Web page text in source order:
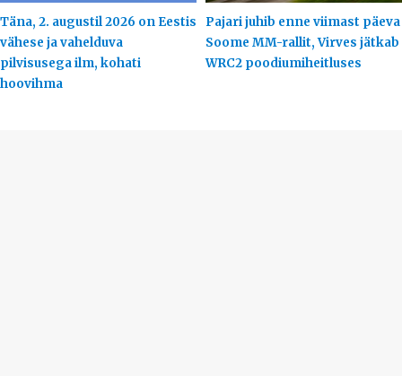
Täna, 2. augustil 2026 on Eestis
vähese ja vahelduva
pilvisusega ilm, kohati
hoovihma
Pajari juhib enne viimast päeva
Soome MM-rallit, Virves jätkab
WRC2 poodiumiheitluses